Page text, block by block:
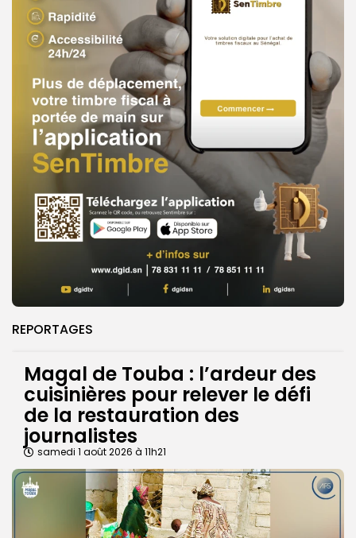
REPORTAGES
Magal de Touba : l’ardeur des
cuisinières pour relever le défi
de la restauration des
journalistes
samedi 1 août 2026 à 11h21